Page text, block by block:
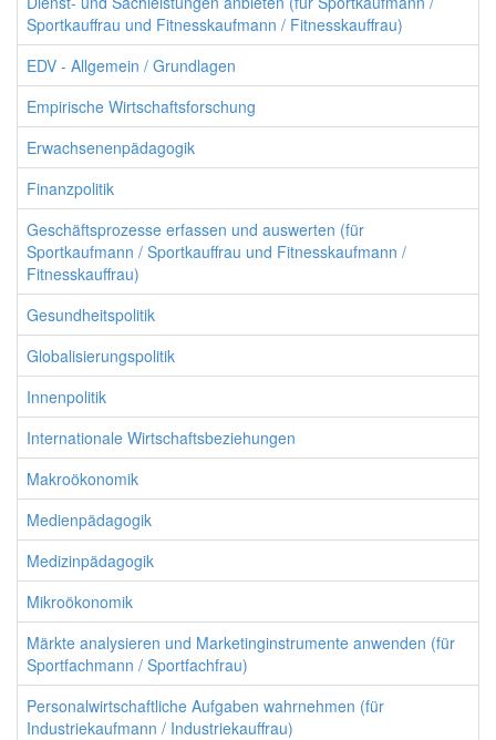
Sportkauffrau und Fitnesskaufmann / Fitnesskauffrau)
EDV - Allgemein / Grundlagen
Empirische Wirtschaftsforschung
Erwachsenenpädagogik
Finanzpolitik
Geschäftsprozesse erfassen und auswerten (für
Sportkaufmann / Sportkauffrau und Fitnesskaufmann /
Fitnesskauffrau)
Gesundheitspolitik
Globalisierungspolitik
Innenpolitik
Internationale Wirtschaftsbeziehungen
Makroökonomik
Medienpädagogik
Medizinpädagogik
Mikroökonomik
Märkte analysieren und Marketinginstrumente anwenden (für
Sportfachmann / Sportfachfrau)
Personalwirtschaftliche Aufgaben wahrnehmen (für
Industriekaufmann / Industriekauffrau)